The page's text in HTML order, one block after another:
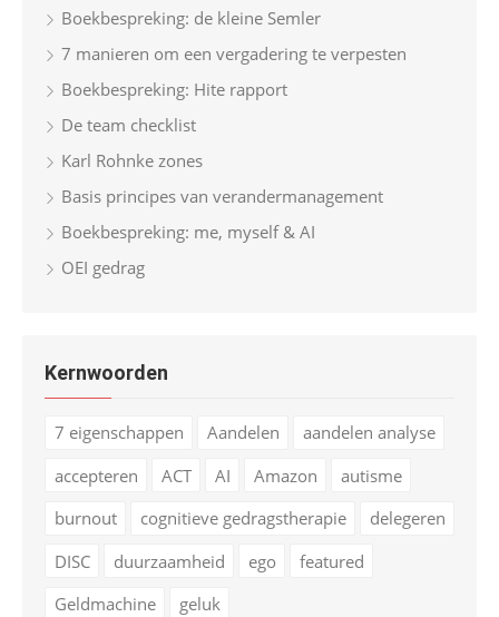
Boekbespreking: de kleine Semler
7 manieren om een vergadering te verpesten
Boekbespreking: Hite rapport
De team checklist
Karl Rohnke zones
Basis principes van verandermanagement
Boekbespreking: me, myself & AI
OEI gedrag
Kernwoorden
7 eigenschappen Aandelen
aandelen analyse
accepteren
ACT AI Amazon
autisme
burnout
cognitieve gedragstherapie
delegeren
DISC
duurzaamheid ego
featured
Geldmachine
geluk